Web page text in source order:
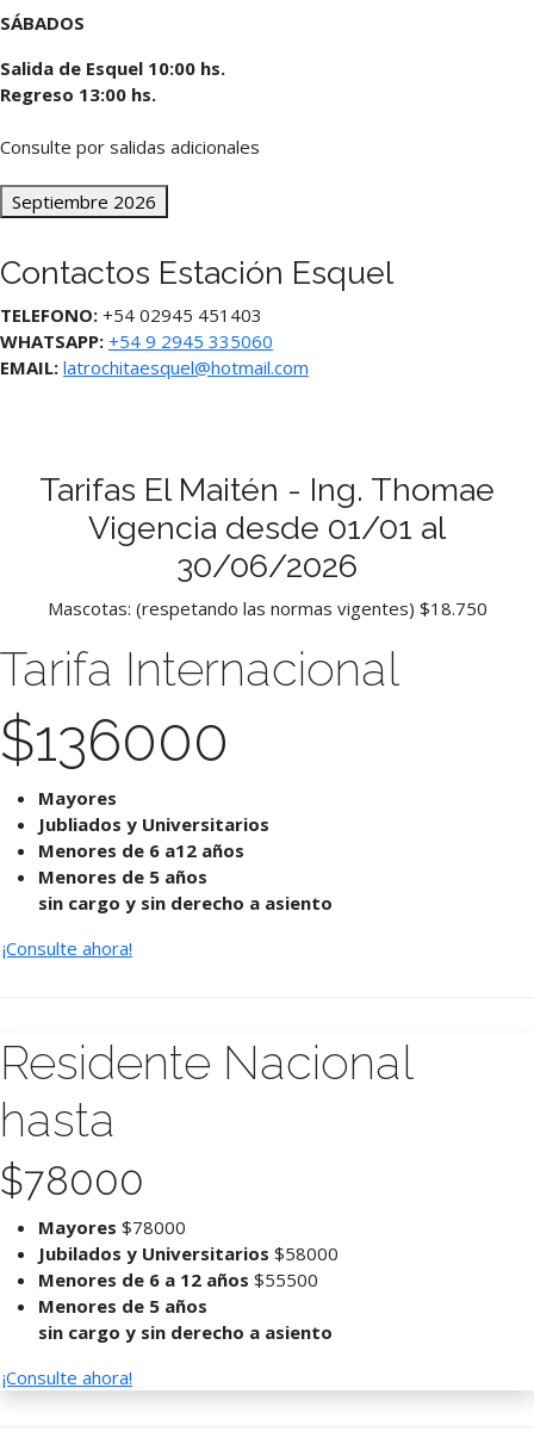
SÁBADOS
Salida de Esquel 10:00 hs.
Regreso 13:00 hs.
Consulte por salidas adicionales
Septiembre 2026
Contactos Estación Esquel
TELEFONO: +54 02945 451403
WHATSAPP: +54 9 2945 335060
EMAIL: latrochitaesquel@hotmail.com
Tarifas El Maitén - Ing. Thomae
Vigencia desde 01/01 al
30/06/2026
Mascotas: (respetando las normas vigentes) $18.750
Tarifa Internacional
$136000
Mayores
Jubliados y Universitarios
Menores de 6 a12 años
Menores de 5 años
sin cargo y sin derecho a asiento
¡Consulte ahora!
Residente Nacional
hasta
$78000
Mayores $78000
Jubilados y Universitarios $58000
Menores de 6 a 12 años $55500
Menores de 5 años
sin cargo y sin derecho a asiento
¡Consulte ahora!